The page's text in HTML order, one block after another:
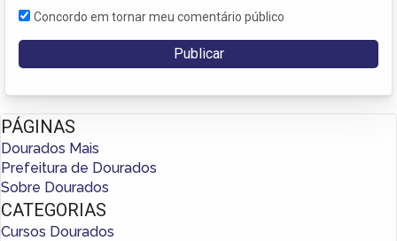
Concordo em tornar meu comentário público
PÁGINAS
Dourados Mais
Prefeitura de Dourados
Sobre Dourados
CATEGORIAS
Cursos Dourados